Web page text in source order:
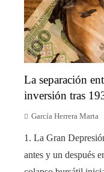
La separación
inversión tras
García Herrera Marta
1. La Gran
antes y un después